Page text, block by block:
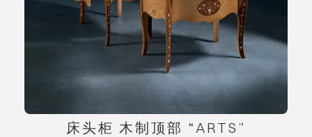
床头柜 木制顶部 “ARTS”